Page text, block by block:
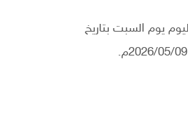
يوم السبت بتاريخ